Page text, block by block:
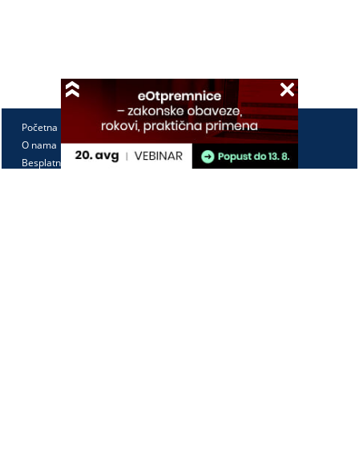
Početna
O nama
Besplatno